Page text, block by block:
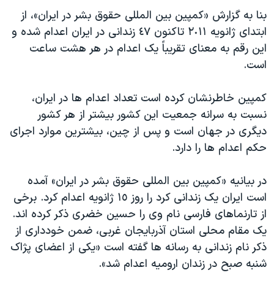
همایش محافظه‌کاران آمریکا «سی‌پک»
صفحه‌های ویژه
سفر پرزیدنت ترامپ به چین
بنا به گزارش «کمپین بین المللی حقوق بشر در ایران»، از
ابتدای ژانویه ٢٠١١ تاکنون ٤٧ زندانی در ایران اعدام شده و
این رقم به معنای تقریباً یک اعدام در هر هشت ساعت
است.
کمپین خاطرنشان کرده است تعداد اعدام ها در ایران،
نسبت به سرانه جمعیت این کشور بیشتر از هر کشور
دیگری در جهان است و پس از چین، بیشترین موارد اجرای
حکم اعدام ها را دارد.
در بیانیه «کمپین بین المللی حقوق بشر در ایران» آمده
است ایران یک زندانی کرد را روز ١٥ ژانویه اعدام کرد. برخی
از تارنماهای فارسی نام وی را حسین خضری ذکر کرده اند.
یک مقام محلی استان آذربایجان غربی، ضمن خودداری از
ذکر نام زندانی به رسانه ها گفته است «یکی از اعضای پژاک
شنبه صبح در زندان ارومیه اعدام شد».